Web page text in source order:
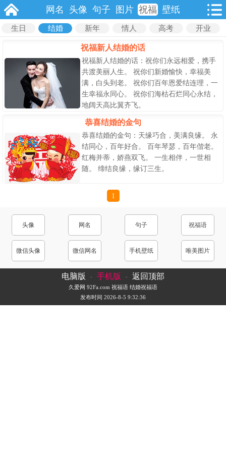
网名 头像 句子 图片 祝福 壁纸
生日 结婚 新年 情人 高考 开业
祝福新人结婚的话
祝福新人结婚的话：祝你们永远相爱，携手
共渡美丽人生。 祝你们新婚愉快，幸福美
满，白头到老。 祝你们百年恩爱结连理，一
生幸福永同心。 祝你们海枯石烂同心永结，
地阔天高比翼齐飞。
恭喜结婚的金句
恭喜结婚的金句：天缘巧合，美满良缘。 永
结同心，百年好合。 百年琴瑟，百年偕老。
红梅并蒂，娇燕双飞。 一生相伴，一世相
随。 缔结良缘，缘订三生。
1
头像 网名 句子 祝福语
微信头像 微信网名 手机壁纸 唯美图片
电脑版 · 手机版 · 返回顶部
久爱网 92Fa.com 祝福语 结婚祝福语
发布时间 2026-8-5 9:32:36